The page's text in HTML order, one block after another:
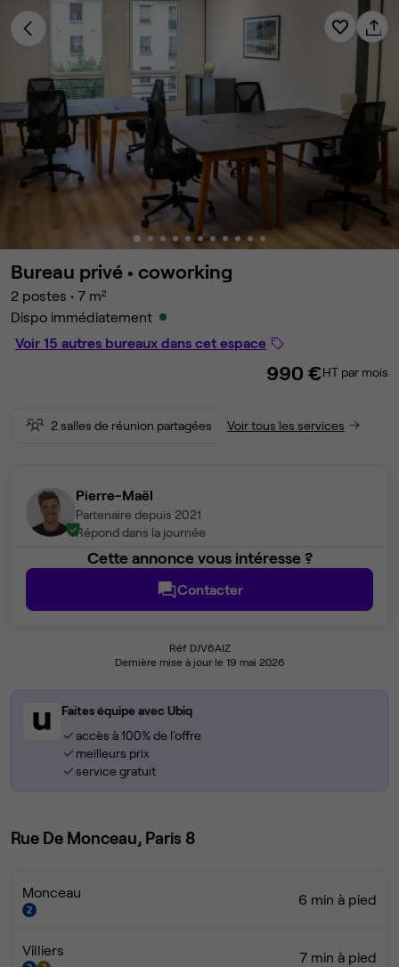
Bureau privé • coworking
2 postes • 7 m²
Dispo immédiatement
Voir 15 autres bureaux dans cet espace
990 €HT par mois
2 salles de réunion partagées Voir tous les services
Pierre-Maël
Partenaire depuis 2021
Répond dans la journée
Cette annonce vous intéresse ?
Contacter
Réf DJV6AIZ
Dernière mise à jour le 19 mai 2026
Faites équipe avec Ubiq
accès à 100% de l'offre
meilleurs prix
service gratuit
Rue De Monceau, Paris 8
Monceau 6 min à pied
Villiers 7 min à pied